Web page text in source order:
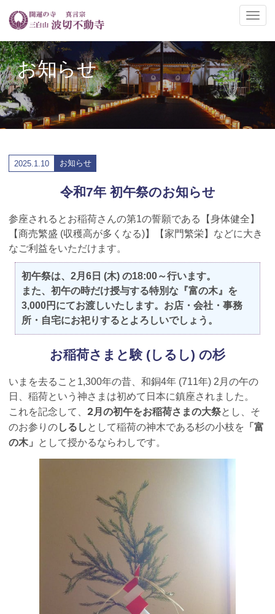
ナ
ゲ
ー
シ
ョ
の
切
お知らせ
2025.1.10 お知らせ
令和7年 初午祭のお知らせ
参座されるとお稲荷さんの第1の誓願である【身体健全】
【商売繁盛 (収穫高が多くなる)】【家門繁栄】などに大き
なご利益をいただけます。
初午祭は、2月6日 (木) の18:00～行います。
また、初午の時だけ授与する特別な『富の木』を
3,000円にてお渡しいたします。お店・会社・事務
所・自宅にお祀りするとよろしいでしょう。
お稲荷さまと験 (しるし) の杉
いまを去ること1,300年の昔、和銅4年 (711年) 2月の午の
日、稲荷という神さまは初めて日本に鎮座されました。
これを記念して、 2月の初午をお稲荷さまの大祭とし、そ
のお参りのしるし として稲荷の神木である杉の小枝を 「富
の木」
として授かるならわしです。